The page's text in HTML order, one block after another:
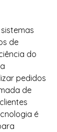
de
do
pedidos
de
é